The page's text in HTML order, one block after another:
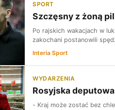
SPORT
Szczęsny z żoną
Po rajskich wakacjach w
zakochani postanowili
Interia Sport
WYDARZENIA
Rosyjska
- Kraj może zostać bez